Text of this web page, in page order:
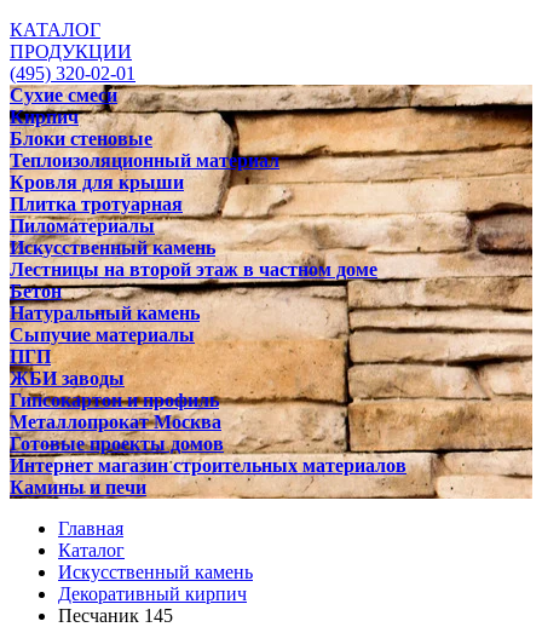
КАТАЛОГ
ПРОДУКЦИИ
(495) 320-02-01
Сухие смеси
Кирпич
Блоки стеновые
Теплоизоляционный материал
Кровля для крыши
Плитка тротуарная
Пиломатериалы
Искусственный камень
Лестницы на второй этаж в частном доме
Бетон
Натуральный камень
Сыпучие материалы
ПГП
ЖБИ заводы
Гипсокартон и профиль
Металлопрокат Москва
Готовые проекты домов
Интернет магазин строительных материалов
Камины и печи
Главная
Каталог
Искусственный камень
Декоративный кирпич
Песчаник 145